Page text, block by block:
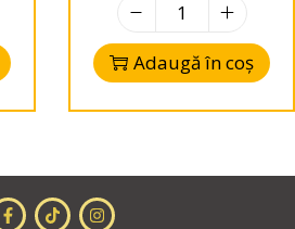
Adaugă în coș